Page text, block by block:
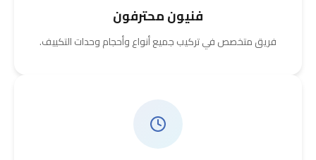
فنيون محترفون
فريق متخصص في تركيب جميع أنواع وأحجام وحدات التكييف.